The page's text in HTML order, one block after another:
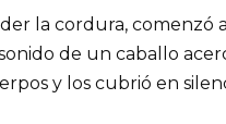
la cordura, comenzó
de un caballo
y los cubrió en